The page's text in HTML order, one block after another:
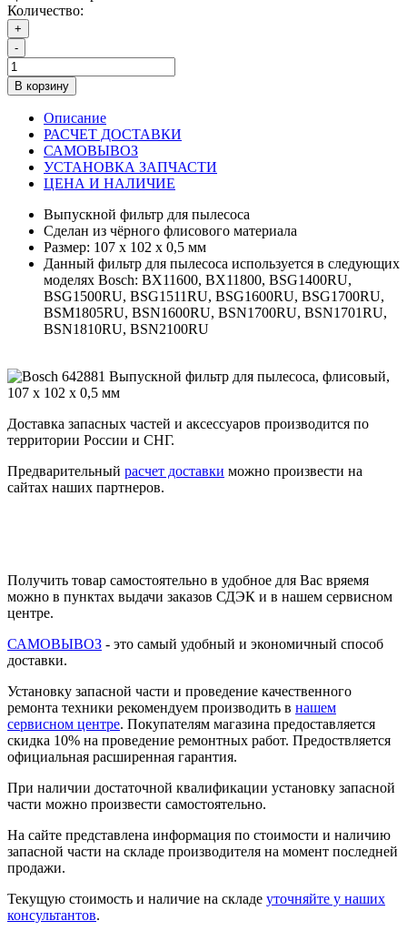
Количество:
+
-
В корзину
Описание
РАСЧЕТ ДОСТАВКИ
САМОВЫВОЗ
УСТАНОВКА ЗАПЧАСТИ
ЦЕНА И НАЛИЧИЕ
Выпускной фильтр для пылесоса
Сделан из чёрного флисового материала
Размер: 107 x 102 х 0,5 мм
Данный фильтр для пылесоса используется в следующих
моделях Bosch: BX11600, BX11800, BSG1400RU,
BSG1500RU, BSG1511RU, BSG1600RU, BSG1700RU,
BSM1805RU, BSN1600RU, BSN1700RU, BSN1701RU,
BSN1810RU, BSN2100RU
Доставка запасных частей и аксессуаров производится по
территории России и СНГ.
Предварительный расчет доставки можно произвести на
сайтах наших партнеров.
Получить товар самостоятельно в удобное для Вас вряемя
можно в пунктах выдачи заказов СДЭК и в нашем сервисном
центре.
САМОВЫВОЗ - это самый удобный и экономичный способ
доставки.
Установку запасной части и проведение качественного
ремонта техники рекомендуем производить в нашем
сервисном центре. Покупателям магазина предоставляется
скидка 10% на проведение ремонтных работ. Предоствляется
официальная расширенная гарантия.
При наличии достаточной квалификации установку запасной
части можно произвести самостоятельно.
На сайте представлена информация по стоимости и наличию
запасной части на складе производителя на момент последней
продажи.
Текущую стоимость и наличие на складе уточняйте у наших
консультантов.